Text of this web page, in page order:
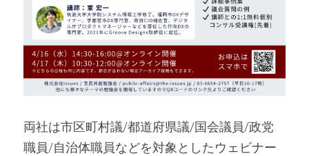
両社は市区町村議/都道府県議/国会議員/政党
職員/自治体職員などを対象としたウェビナー